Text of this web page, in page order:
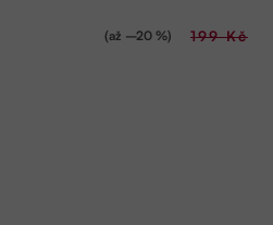
199 Kč
(až –20 %)